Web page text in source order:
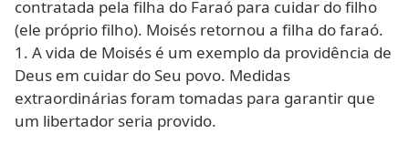
contratada pela filha do Faraó para cuidar do filho
(ele próprio filho). Moisés retornou a filha do faraó.
1. A vida de Moisés é um exemplo da providência de
Deus em cuidar do Seu povo. Medidas
extraordinárias foram tomadas para garantir que
um libertador seria provido.